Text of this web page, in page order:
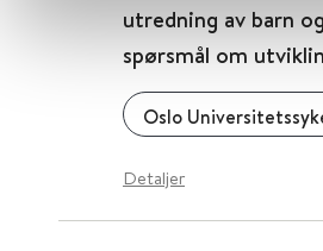
utredning av barn
spørsmål om
Detaljer